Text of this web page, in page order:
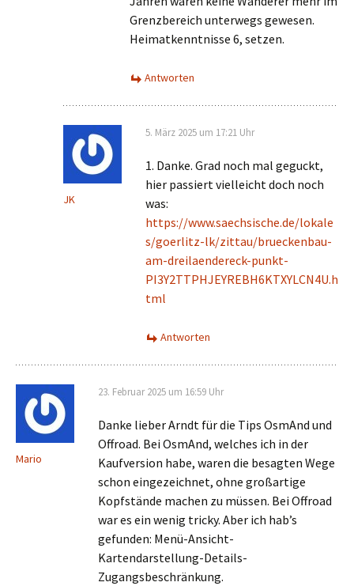
Grenzbereich unterwegs gewesen.
Heimatkenntnisse 6, setzen.
Antworten
JK
5. März 2025 um 17:21 Uhr
1. Danke. Grad noch mal geguckt,
hier passiert vielleicht doch noch
was:
https://www.saechsische.de/lokale
s/goerlitz-lk/zittau/brueckenbau-
am-dreilaendereck-punkt-
PI3Y2TTPHJEYREBH6KTXYLCN4U.h
tml
Antworten
Mario
23. Februar 2025 um 16:59 Uhr
Danke lieber Arndt für die Tips OsmAnd und
Offroad. Bei OsmAnd, welches ich in der
Kaufversion habe, waren die besagten Wege
schon eingezeichnet, ohne großartige
Kopfstände machen zu müssen. Bei Offroad
war es ein wenig tricky. Aber ich hab’s
gefunden: Menü-Ansicht-
Kartendarstellung-Details-
Zugangsbeschränkung.